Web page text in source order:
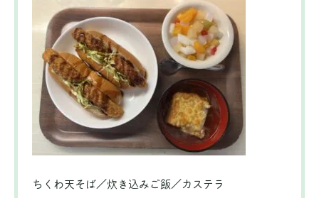
ちくわ天そば／炊き込みご飯／カステラ